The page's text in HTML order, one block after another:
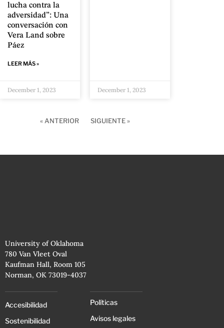
lucha contra la
adversidad”: Una
conversación con
Vera Land sobre
Páez
LEER MÁS »
December 1, 2023 December 1, 2023
« ANTERIOR SIGUIENTE »
University of Oklahoma
780 Van Vleet Oval
Kaufman Hall, Room 105
Norman, OK 73019-4037
Accesibilidad
Sostenibilidad
Políticas
Avisos legales